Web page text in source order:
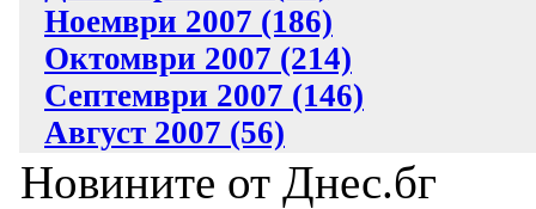
Ноември 2007 (186)
Октомври 2007 (214)
Септември 2007 (146)
Август 2007 (56)
Новините от Днес.бг